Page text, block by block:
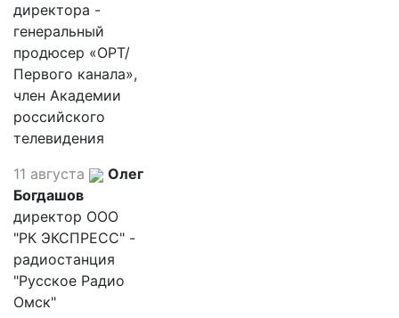
директора -
генеральный
продюсер «ОРТ/
Первого канала»,
член Академии
российского
телевидения
11 августа
Олег
Богдашов
директор ООО
"РК ЭКСПРЕСС" -
радиостанция
"Русское Радио
Омск"